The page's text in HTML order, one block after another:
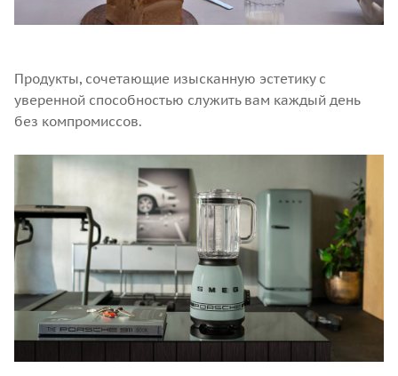
Продукты, сочетающие изысканную эстетику с
уверенной способностью служить вам каждый день
без компромиссов.